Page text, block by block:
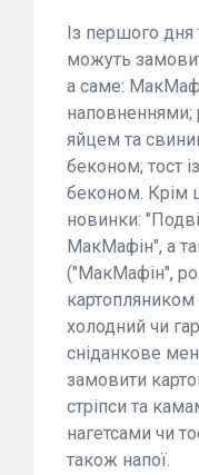
Із першого дня
можуть
а саме:
наповненнями;
яйцем та
беконом; тост
беконом. Крім
новинки:
МакМафін", а
("МакМафін",
холодний чи
сніданкове
замовити
стріпси та
нагетсами чи
також напої.